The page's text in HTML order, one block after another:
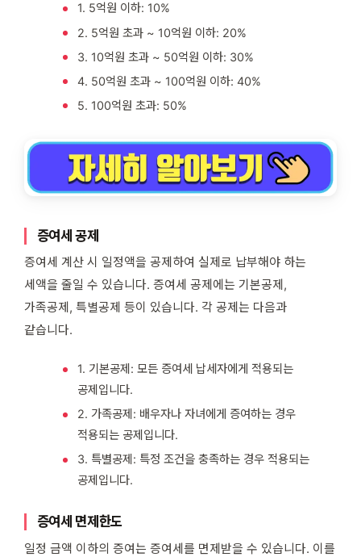
1. 5억원 이하: 10%
2. 5억원 초과 ~ 10억원 이하: 20%
3. 10억원 초과 ~ 50억원 이하: 30%
4. 50억원 초과 ~ 100억원 이하: 40%
5. 100억원 초과: 50%
증여세 공제
증여세 계산 시 일정액을 공제하여 실제로 납부해야 하는
세액을 줄일 수 있습니다. 증여세 공제에는 기본공제,
가족공제, 특별공제 등이 있습니다. 각 공제는 다음과
같습니다.
1. 기본공제: 모든 증여세 납세자에게 적용되는
공제입니다.
2. 가족공제: 배우자나 자녀에게 증여하는 경우
적용되는 공제입니다.
3. 특별공제: 특정 조건을 충족하는 경우 적용되는
공제입니다.
증여세 면제한도
일정 금액 이하의 증여는 증여세를 면제받을 수 있습니다. 이를